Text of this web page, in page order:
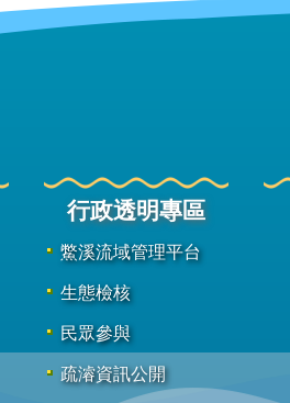
行政透明專區
鱉溪流域管理平台
生態檢核
民眾參與
疏濬資訊公開